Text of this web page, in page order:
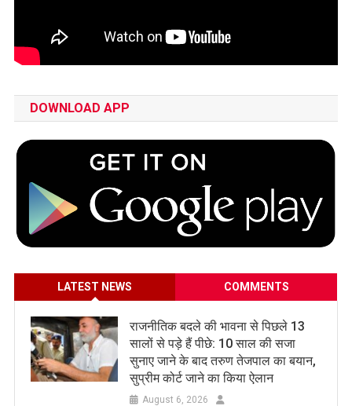
DOWNLOAD APP
LATEST NEWS COMMENTS
राजनीतिक बदले की भावना से पिछले 13
सालों से पड़े हैं पीछे: 10 साल की सजा
सुनाए जाने के बाद तरुण तेजपाल का बयान,
सुप्रीम कोर्ट जाने का किया ऐलान
August 6, 2026